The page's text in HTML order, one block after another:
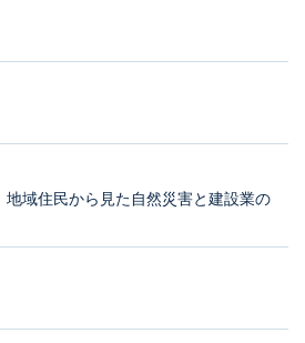
地域住民から見た自然災害と建設業の